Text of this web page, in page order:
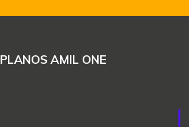
PLANOS AMIL ONE